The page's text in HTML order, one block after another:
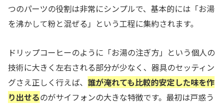
つのパーツの役割は非常にシンプルで、基本的には「お湯
を沸かして粉と混ぜる」という工程に集約されます。
ドリップコーヒーのように「お湯の注ぎ方」という個人の
技術に大きく左右される部分が少なく、器具のセッティン
グさえ正しく行えば、 誰が淹れても比較的安定した味を作
り出せるのがサイフォンの大きな特徴です。最初は戸惑う